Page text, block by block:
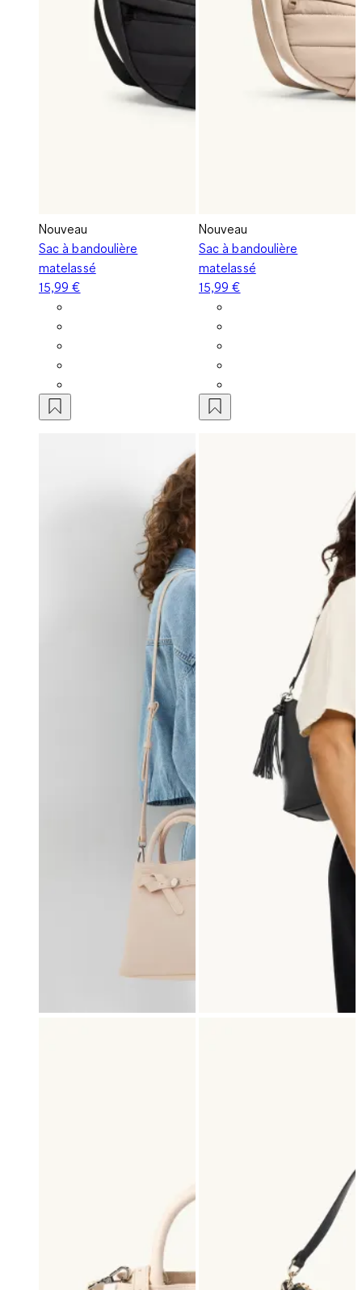
Nouveau
Sac à bandoulière
matelassé
15,99 €
Nouveau
Sac à bandoulière
matelassé
15,99 €